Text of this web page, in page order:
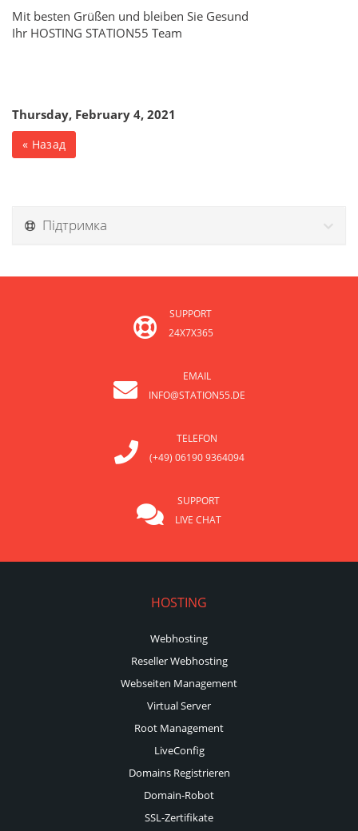
Mit besten Grüßen und bleiben Sie Gesund
Ihr HOSTING STATION55 Team
Thursday, February 4, 2021
« Назад
Підтримка
SUPPORT
24X7X365
EMAIL
INFO@STATION55.DE
TELEFON
(+49) 06190 9364094
SUPPORT
LIVE CHAT
HOSTING
Webhosting
Reseller Webhosting
Webseiten Management
Virtual Server
Root Management
LiveConfig
Domains Registrieren
Domain-Robot
SSL-Zertifikate